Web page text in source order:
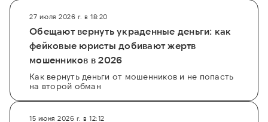
27 июля 2026 г. в 18:20
Обещают вернуть украденные деньги: как
фейковые юристы добивают жертв
мошенников в 2026
Как вернуть деньги от мошенников и не попасть
на второй обман
15 июня 2026 г. в 12:12